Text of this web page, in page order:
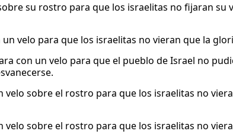
su rostro para que los israelitas no fijaran su
velo para que los israelitas no vieran que la
con un velo para que el pueblo de Israel no
velo sobre el rostro para que los israelitas no
velo sobre el rostro para que los israelitas no